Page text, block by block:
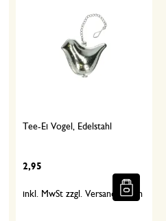
Tee-Ei Vogel, Edelstahl
2,95
inkl. MwSt zzgl. Versandkosten